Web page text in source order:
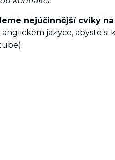
nejúčinnější cviky
jazyce, abyste si